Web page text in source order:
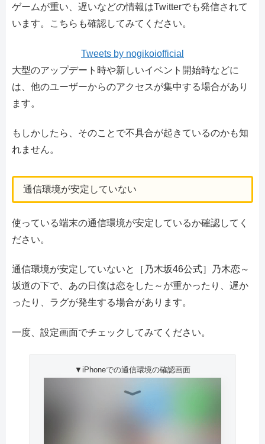
ゲームが重い、遅いなどの情報はTwitterでも発信されて
います。こちらも確認してみてください。
Tweets by nogikoiofficial
大型のアップデート時や新しいイベント開始時などに
は、他のユーザーからのアクセスが集中する場合があり
ます。
もしかしたら、そのことで不具合が起きているのかも知
れません。
通信環境が安定していない
使っている端末の通信環境が安定しているか確認してく
ださい。
通信環境が安定していないと［乃木坂46公式］乃木恋～
坂道の下で、あの日僕は恋をした～が重かったり、遅か
ったり、ラグが発生する場合があります。
一度、設定画面でチェックしてみてください。
▼iPhoneでの通信環境の確認画面